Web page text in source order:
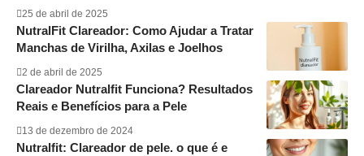
25 de abril de 2025
NutralFit Clareador: Como Ajudar a Tratar
Manchas de Virilha, Axilas e Joelhos
2 de abril de 2025
Clareador Nutralfit Funciona? Resultados
Reais e Benefícios para a Pele
13 de dezembro de 2024
Nutralfit: Clareador de pele. o que é e